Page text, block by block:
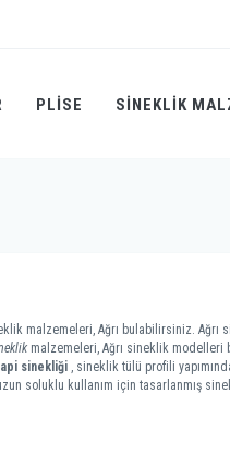
PLİSE SINEKLIK
malzemeleri, Ağrı bulabilirsiniz. Ağrı
malzemeleri, Ağrı sineklik
sinekliği , sineklik tülü profili
soluklu kullanım için tasarlanmış